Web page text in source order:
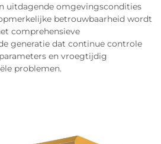
uitdagende omgevingscondities
betrouwbaarheid wordt
comprehensieve
generatie dat continue controle
en vroegtijdig
problemen.